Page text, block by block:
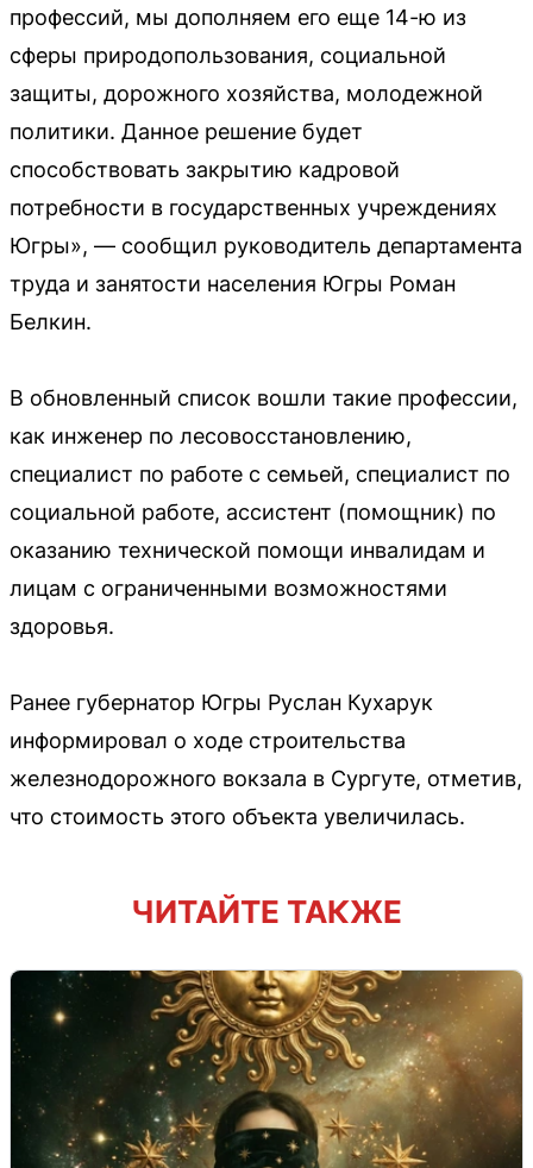
профессий, мы дополняем его еще 14-ю из
сферы природопользования, социальной
защиты, дорожного хозяйства, молодежной
политики. Данное решение будет
способствовать закрытию кадровой
потребности в государственных учреждениях
Югры», — сообщил руководитель департамента
труда и занятости населения Югры Роман
Белкин.
В обновленный список вошли такие профессии,
как инженер по лесовосстановлению,
специалист по работе с семьей, специалист по
социальной работе, ассистент (помощник) по
оказанию технической помощи инвалидам и
лицам с ограниченными возможностями
здоровья.
Ранее губернатор Югры Руслан Кухарук
информировал о ходе строительства
железнодорожного вокзала в Сургуте, отметив,
что стоимость этого объекта увеличилась.
ЧИТАЙТЕ ТАКЖЕ